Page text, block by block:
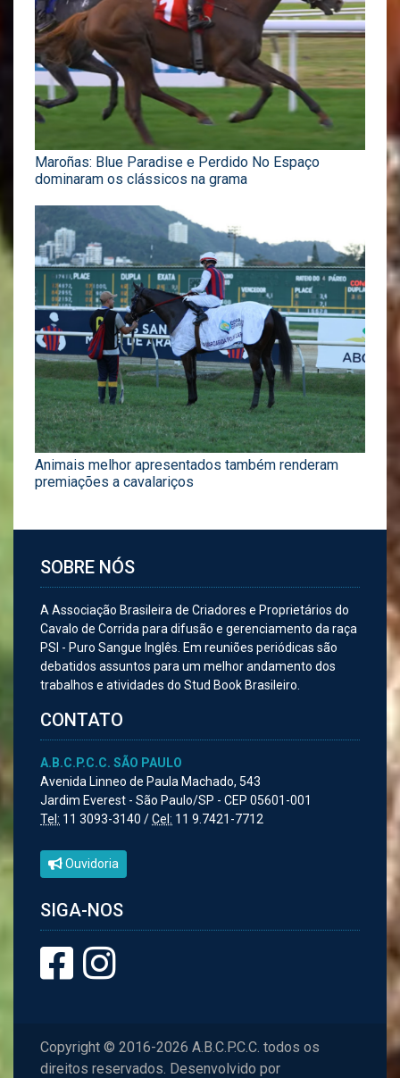
Maroñas: Blue Paradise e Perdido No Espaço
dominaram os clássicos na grama
Animais melhor apresentados também renderam
premiações a cavalariços
SOBRE NÓS
A Associação Brasileira de Criadores e Proprietários do
Cavalo de Corrida para difusão e gerenciamento da raça
PSI - Puro Sangue Inglês. Em reuniões periódicas são
debatidos assuntos para um melhor andamento dos
trabalhos e atividades do Stud Book Brasileiro.
CONTATO
A.B.C.P.C.C. SÃO PAULO
Avenida Linneo de Paula Machado, 543
Jardim Everest - São Paulo/SP - CEP 05601-001
Tel: 11 3093-3140 /Cel: 11 9.7421-7712
Ouvidoria
SIGA-NOS
Copyright © 2016-2026 A.B.C.P.C.C. todos os
direitos reservados. Desenvolvido por